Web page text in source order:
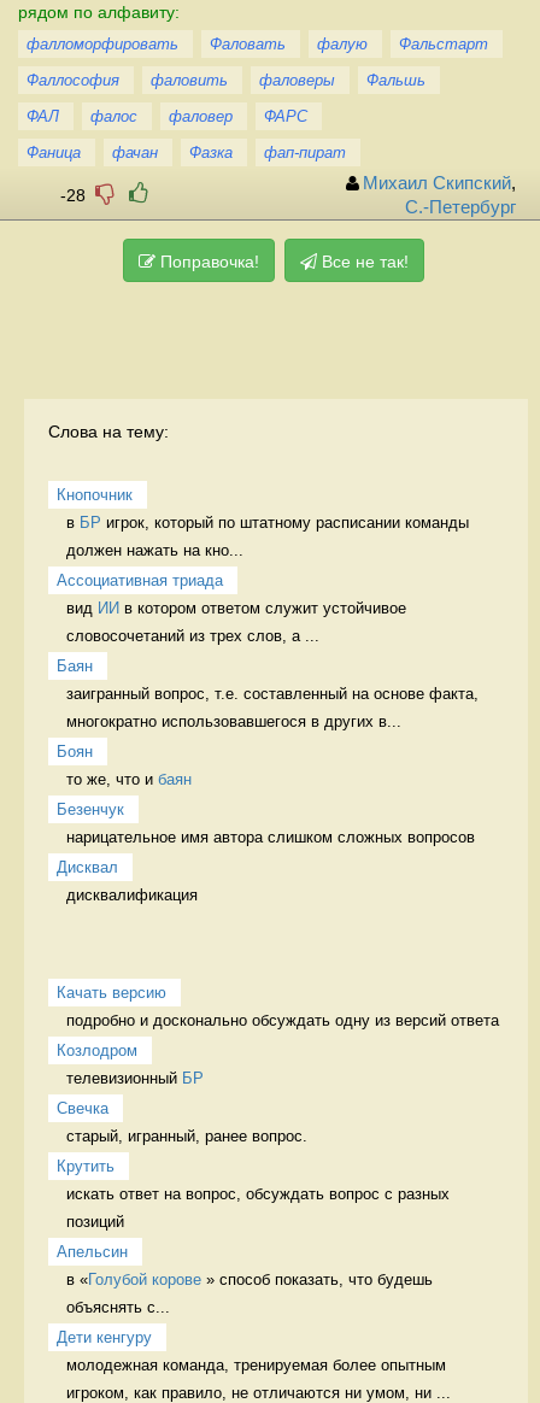
рядом по алфавиту:
фалломорфировать Фаловать фалую
Фальстарт
Фаллософия
фаловить фаловеры
Фальшь
ФАЛ
фалос фаловер
ФАРС
Фаница
фачан Фазка фап-пират
-28
Михаил Скипский,
С.-Петербург
Поправочка! Все не так!
Слова на тему:
Кнопочник
в БР игрок, который по штатному расписании команды
должен нажать на кно...
Ассоциативная триада
вид ИИ в котором ответом служит устойчивое
словосочетаний из трех слов, а ...
Баян
заигранный вопрос, т.е. составленный на основе факта,
многократно использовавшегося в других в...
Боян
то же, что и баян
Безенчук
нарицательное имя автора слишком сложных вопросов
Дисквал
дисквалификация
Качать версию
Козлодром
телевизионный БР
Свечка
старый, игранный, ранее вопрос.
Крутить
искать ответ на вопрос, обсуждать вопрос с разных
позиций
Апельсин
в «Голубой корове » способ показать, что будешь
объяснять с...
Дети кенгуру
молодежная команда, тренируемая более опытным
игроком, как правило, не отличаются ни умом, ни ...